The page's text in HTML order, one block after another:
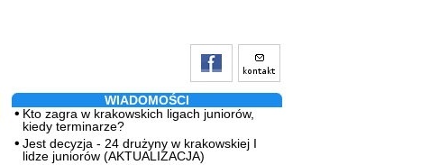
WIADOMOŚCI
Kto zagra w krakowskich ligach juniorów,
kiedy terminarze?
Jest decyzja - 24 drużyny w krakowskiej I
lidze juniorów (AKTUALIZACJA)